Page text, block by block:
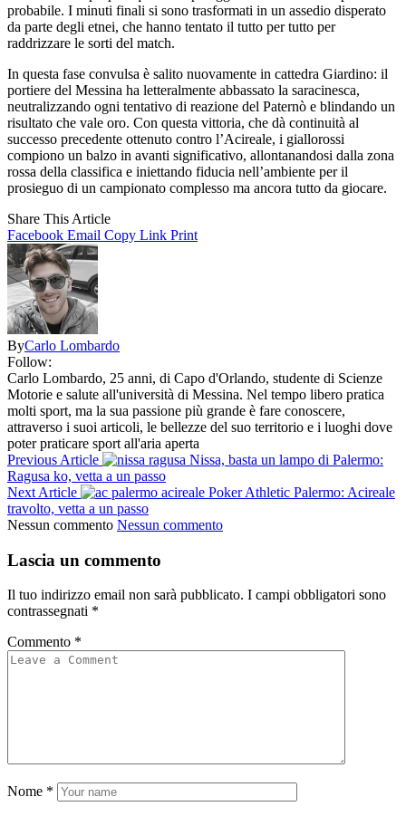
probabile. I minuti finali si sono trasformati in un assedio disperato
da parte degli etnei, che hanno tentato il tutto per tutto per
raddrizzare le sorti del match.
In questa fase convulsa è salito nuovamente in cattedra Giardino: il
portiere del Messina ha letteralmente abbassato la saracinesca,
neutralizzando ogni tentativo di reazione del Paternò e blindando un
risultato che vale oro. Con questa vittoria, che dà continuità al
successo precedente ottenuto contro l’Acireale, i giallorossi
compiono un balzo in avanti significativo, allontanandosi dalla zona
rossa della classifica e iniettando fiducia nell’ambiente per il
prosieguo di un campionato complesso ma ancora tutto da giocare.
Share This Article
Facebook Email Copy Link Print
ByCarlo Lombardo
Follow:
Carlo Lombardo, 25 anni, di Capo d'Orlando, studente di Scienze
Motorie e salute all'università di Messina. Nel tempo libero pratica
molti sport, ma la sua passione più grande è fare conoscere,
attraverso i suoi articoli, le bellezze del suo territorio e i luoghi dove
poter praticare sport all'aria aperta
Previous Article
Nissa, basta un lampo di Palermo:
Ragusa ko, vetta a un passo
Next Article
Poker Athletic Palermo: Acireale
travolto, vetta a un passo
Nessun commento Nessun commento
Lascia un commento
Il tuo indirizzo email non sarà pubblicato. I campi obbligatori sono
contrassegnati *
Commento *
Nome *